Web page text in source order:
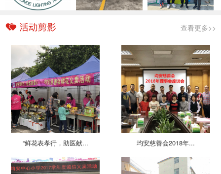
查看更多>>
“鲜花表孝行，助医献... 均安慈善会2018年...